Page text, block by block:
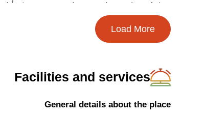
تشكيلة رحلات، بداية من ساعتين وحتى عدّة
نزهات تحت ضوء القمر.
إذا كنتم تبحثون عن تجربة شمولية في البحر
Load More
Facilities and services
General details about the place